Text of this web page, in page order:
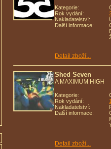
Kategorie:
Rok vydání:
Nakladatelství:
Další informace:
Detail zboží...
Shed Seven
A MAXIMUM HIGH
Kategorie:
Rok vydání:
Nakladatelství:
Další informace:
Detail zboží...